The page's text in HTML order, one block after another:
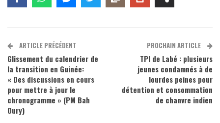
ARTICLE PRÉCÉDENT
Glissement du calendrier de
la transition en Guinée:
« Des discussions en cours
pour mettre à jour le
chronogramme » (PM Bah
Oury)
PROCHAIN ARTICLE
TPI de Labé : plusieurs
jeunes condamnés à de
lourdes peines pour
détention et consommation
de chanvre indien